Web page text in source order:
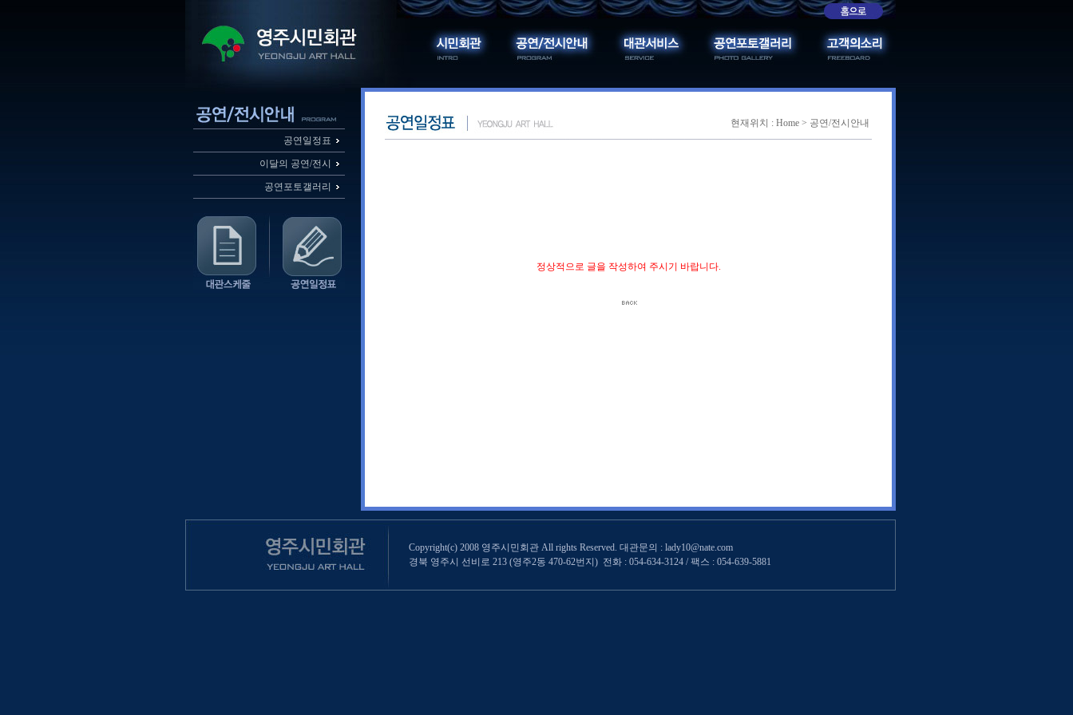
공연일정표
이달의 공연/전시
공연포토갤러리
현재위치 : Home > 공연/전시안내
정상적으로 글을 작성하여 주시기 바랍니다.
Copyright(c) 2008 영주시민회관 All rights Reserved. 대관문의 : lady10@nate.com
경북 영주시 선비로 213 (영주2동 470-62번지) 전화 : 054-634-3124 / 팩스 : 054-639-5881